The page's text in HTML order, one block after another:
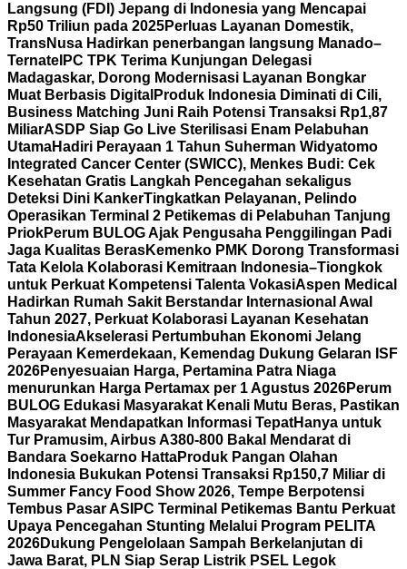
Langsung (FDI) Jepang di Indonesia yang Mencapai
Rp50 Triliun pada 2025Perluas Layanan Domestik,
TransNusa Hadirkan penerbangan langsung Manado–
Ternate IPC TPK Terima Kunjungan Delegasi
Madagaskar, Dorong Modernisasi Layanan Bongkar
Muat Berbasis Digital Produk Indonesia Diminati di Cili,
Business Matching Juni Raih Potensi Transaksi Rp1,87
MiliarASDP Siap Go Live Sterilisasi Enam Pelabuhan
UtamaHadiri Perayaan 1 Tahun Suherman Widyatomo
Integrated Cancer Center (SWICC), Menkes Budi: Cek
Kesehatan Gratis Langkah Pencegahan sekaligus
Deteksi Dini KankerTingkatkan Pelayanan, Pelindo
Operasikan Terminal 2 Petikemas di Pelabuhan Tanjung
PriokPerum BULOG Ajak Pengusaha Penggilingan Padi
Jaga Kualitas BerasKemenko PMK Dorong Transformasi
Tata Kelola Kolaborasi Kemitraan Indonesia–Tiongkok
untuk Perkuat Kompetensi Talenta VokasiAspen Medical
Hadirkan Rumah Sakit Berstandar Internasional Awal
Tahun 2027, Perkuat Kolaborasi Layanan Kesehatan
IndonesiaAkselerasi Pertumbuhan Ekonomi Jelang
Perayaan Kemerdekaan, Kemendag Dukung Gelaran ISF
2026Penyesuaian Harga, Pertamina Patra Niaga
menurunkan Harga Pertamax per 1 Agustus 2026Perum
BULOG Edukasi Masyarakat Kenali Mutu Beras, Pastikan
Masyarakat Mendapatkan Informasi TepatHanya untuk
Tur Pramusim, Airbus A380-800 Bakal Mendarat di
Bandara Soekarno HattaProduk Pangan Olahan
Indonesia Bukukan Potensi Transaksi Rp150,7 Miliar di
Summer Fancy Food Show 2026, Tempe Berpotensi
Tembus Pasar AS IPC Terminal Petikemas Bantu Perkuat
Upaya Pencegahan Stunting Melalui Program PELITA
2026Dukung Pengelolaan Sampah Berkelanjutan di
Jawa Barat, PLN Siap Serap Listrik PSEL Legok